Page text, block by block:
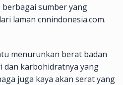
sumber yang
laman cnnindonesia.com.
menurunkan berat badan
dan karbohidratnya yang
juga kaya akan serat yang